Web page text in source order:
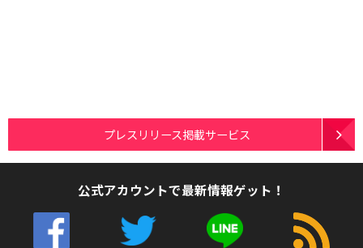
プレスリリース掲載サービス
公式アカウントで最新情報ゲット！